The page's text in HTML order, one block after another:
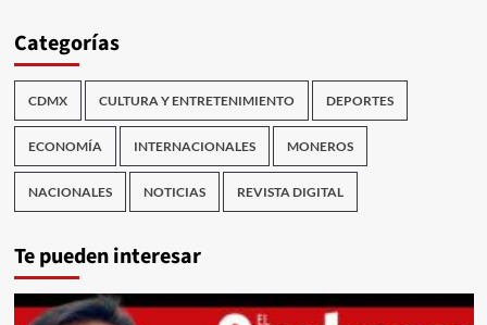
Categorías
CDMX CULTURA Y ENTRETENIMIENTO DEPORTES
ECONOMÍA INTERNACIONALES MONEROS
NACIONALES NOTICIAS REVISTA DIGITAL
Te pueden interesar